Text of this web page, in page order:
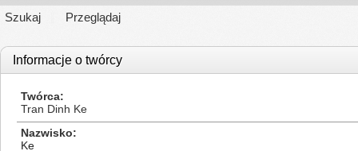
Szukaj Przeglądaj
Informacje o twórcy
Twórca
Tran Dinh Ke
Nazwisko
Ke